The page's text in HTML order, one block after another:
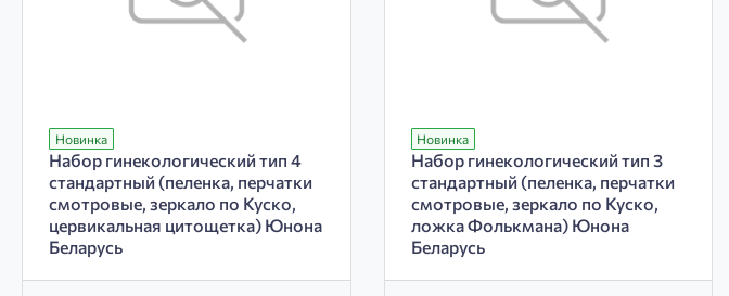
Новинка
Набор гинекологический тип 4
стандартный (пеленка, перчатки
смотровые, зеркало по Куско,
цервикальная цитощетка) Юнона
Беларусь
Новинка
Набор гинекологический тип 3
стандартный (пеленка, перчатки
смотровые, зеркало по Куско,
ложка Фолькмана) Юнона
Беларусь